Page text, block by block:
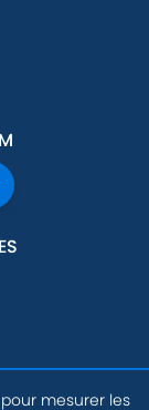
mesurer les